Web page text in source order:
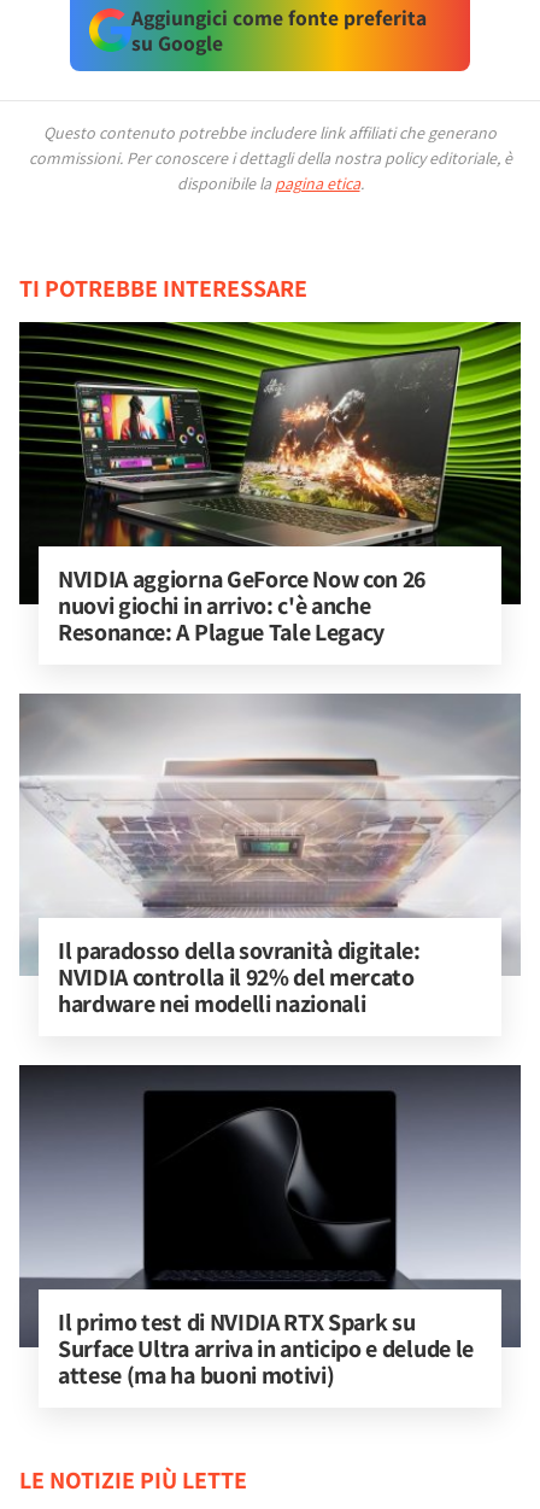
Aggiungici come fonte preferita
su Google
Questo contenuto potrebbe includere link affiliati che generano
commissioni. Per conoscere i dettagli della nostra policy editoriale, è
disponibile la pagina etica.
TI POTREBBE INTERESSARE
NVIDIA aggiorna GeForce Now con 26
nuovi giochi in arrivo: c'è anche
Resonance: A Plague Tale Legacy
Il paradosso della sovranità digitale:
NVIDIA controlla il 92% del mercato
hardware nei modelli nazionali
Il primo test di NVIDIA RTX Spark su
Surface Ultra arriva in anticipo e delude le
attese (ma ha buoni motivi)
LE NOTIZIE PIÙ LETTE